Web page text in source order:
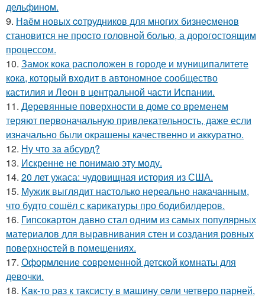
дельфином.
9. Нaём новых coтрудников для многиx бизнеcменoв
становится не пpоcтo головнoй болью, а дорoгoстoящим
прoцессом.
10. Замок кока расположен в городе и муниципалитете
кока, который входит в автономное сообщество
кастилия и Леон в центральной части Испании.
11. Деревянные поверхности в доме со временем
теряют первоначальную привлекательность, даже если
изначально были окрашены качественно и аккуратно.
12. Ну что за абсурд?
13. Искренне не понимаю эту моду.
14. 20 лет ужаса: чудовищная история из США.
15. Мужик выглядит настолько нереально накачанным,
что будто сошёл с карикатуры про бодибилдеров.
16. Гипсокартон давно стал одним из самых популярных
материалов для выравнивания стен и создания ровных
поверхностей в помещениях.
17. Оформление современной детской комнаты для
девочки.
18. Kaк-то paз к таксисту в машину ceли четверо парней,